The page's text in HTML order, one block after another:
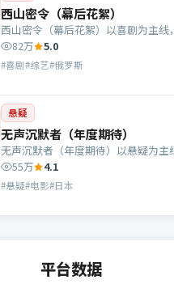
西山密令（幕后花絮）
西山密令（幕后花絮）以喜剧为主线
的抉择与人物成长；俄罗斯班底，李
央、张曼玉等主演。
82万 5.0
#喜剧#综艺#俄罗斯
悬疑
无声沉默者（年度期待）
无声沉默者（年度期待）以悬疑为主
中的抉择与人物成长；日本班底，管
译、秦昊等主演。
55万 4.1
#悬疑#电影#日本
平台数据